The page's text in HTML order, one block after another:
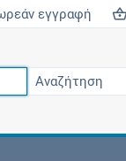
εγγραφή